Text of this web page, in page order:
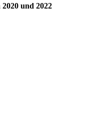
und 2022